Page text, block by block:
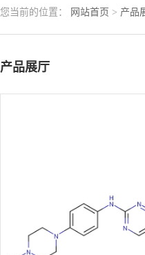
您当前的位置： 网站首页 > 产品
产品展厅